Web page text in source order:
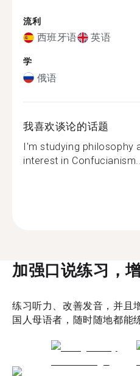
流利
西班牙语 英语
学
俄语
我喜欢谈论的话题
I'm studying philosophy
interest in Confucianism...
加强口说练习，
练习听力、改善发音，并且
国人母语者，随时随地都能